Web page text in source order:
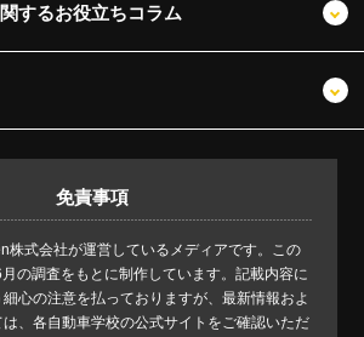
するお役立ちコラム
免責事項
株式会社が運営しているメディアです。この
の調査をもとに制作しています。記載内容に
心の注意を払っておりますが、最新情報およ
、各自動車学校の公式サイトをご確認いただ